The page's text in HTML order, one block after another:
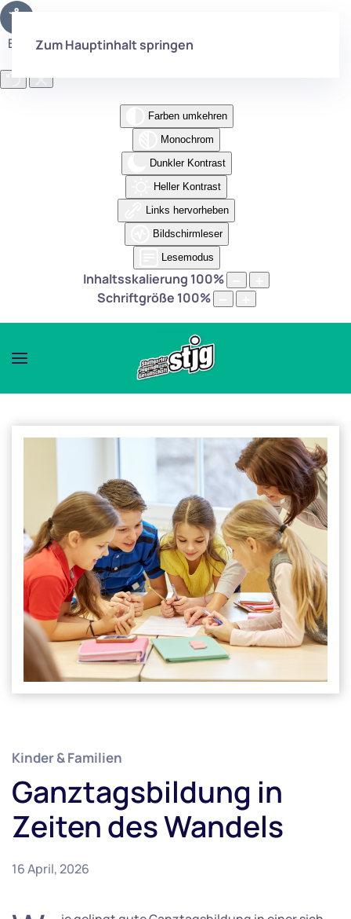
Eingabehilfen öffnen
Farben umkehren
Monochrom
Dunkler Kontrast
Heller Kontrast
Links hervorheben
Bildschirmleser
Lesemodus
Inhaltsskalierung 100%
Schriftgröße 100%
Zum Hauptinhalt springen
Kinder & Familien
Ganztagsbildung in
Zeiten des Wandels
16 April, 2026